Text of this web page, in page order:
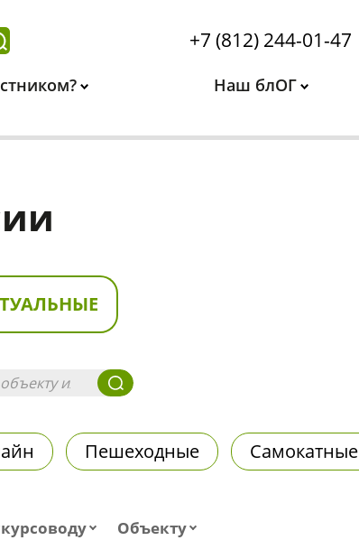
+7 (812) 244-01-47
Наш блОГ
Пешеходные Самокатные
Объекту